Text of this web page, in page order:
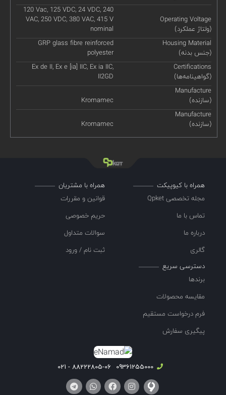
Operating Voltage
(ولتاژ عملکرد)
120 Vac, 125 VDC, 24 VDC, 240
VAC, 250 VDC, 380 VAC, 415 V
nominal
Housing Material
(جنس بدنه)
GRP glass fibre reinforced
polyester
Certifications
(گواهینامه‌ها)
Ex de II, Ex e [ia] IIC, Ex ia IIC,
II2GD
Manufacture
(سازنده)
Kromamec
Manufacture
(سازنده)
Kromamec
همراه با کیوپیکت
مجله تخصصی Qpket
تماس با ما
درباره ما
گالری
همراه با مشتریان
قوانین و مقررات
حریم خصوصی
سوالات متداول
ثبت نام / ورود
دسترسی سریع
برندها
مقایسه محصولات
فرم درخواست مستقیم
پیگیری سفارش
09361255000
88222805-06 - 021